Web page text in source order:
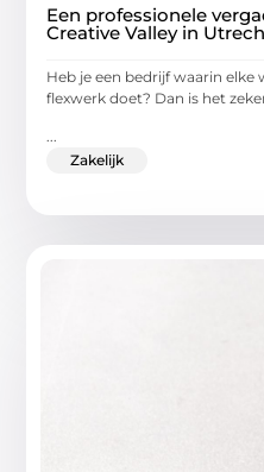
Een professionele
Creative Valley in
Heb je een bedrijf waarin elke
flexwerk doet? Dan is het
...
Zakelijk